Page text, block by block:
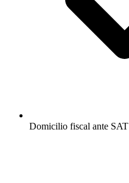
Domicilio fiscal ante SAT